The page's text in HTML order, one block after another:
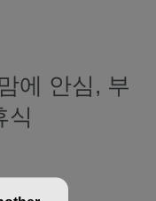
에 안심, 부
식